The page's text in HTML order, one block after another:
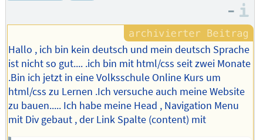
–
Hallo , ich bin kein deutsch und mein deutsch Sprache
ist nicht so gut.... .ich bin mit html/css seit zwei Monate
.Bin ich jetzt in eine Volksschule Online Kurs um
html/css zu Lernen .Ich versuche auch meine Website
zu bauen..... Ich habe meine Head , Navigation Menu
mit Div gebaut , der Link Spalte (content) mit